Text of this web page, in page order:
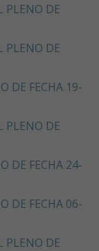
PLENO DE
PLENO DE
DE FECHA 19-
PLENO DE
DE FECHA 24-
DE FECHA 06-
PLENO DE